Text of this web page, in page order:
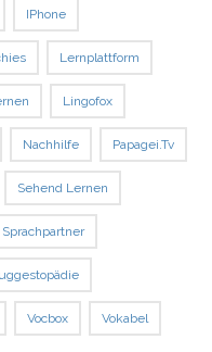
IPhone
Lernplattform
Lingofox
Nachhilfe Papagei.tv
Sehend Lernen
Sprachpartner
Vocbox Vokabel